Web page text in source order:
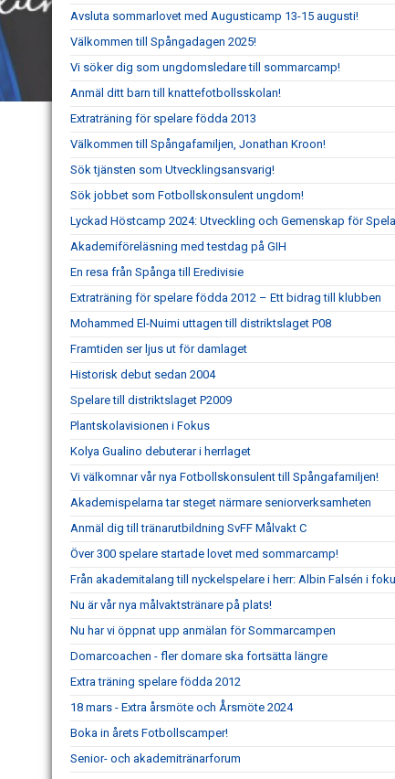
Avsluta sommarlovet med Augusticamp 13-15 augusti!
Välkommen till Spångadagen 2025!
Vi söker dig som ungdomsledare till sommarcamp!
Anmäl ditt barn till knattefotbollsskolan!
Extraträning för spelare födda 2013
Välkommen till Spångafamiljen, Jonathan Kroon!
Sök tjänsten som Utvecklingsansvarig!
Sök jobbet som Fotbollskonsulent ungdom!
Lyckad Höstcamp 2024: Utveckling och Gemenskap för
Akademiföreläsning med testdag på GIH
En resa från Spånga till Eredivisie
Extraträning för spelare födda 2012 – Ett bidrag till klubben
Mohammed El-Nuimi uttagen till distriktslaget P08
Framtiden ser ljus ut för damlaget
Historisk debut sedan 2004
Spelare till distriktslaget P2009
Plantskolavisionen i Fokus
Kolya Gualino debuterar i herrlaget
Vi välkomnar vår nya Fotbollskonsulent till Spångafamiljen!
Akademispelarna tar steget närmare seniorverksamheten
Anmäl dig till tränarutbildning SvFF Målvakt C
Över 300 spelare startade lovet med sommarcamp!
Från akademitalang till nyckelspelare i herr: Albin Falsén i
Nu är vår nya målvaktstränare på plats!
Nu har vi öppnat upp anmälan för Sommarcampen
Domarcoachen - fler domare ska fortsätta längre
Extra träning spelare födda 2012
18 mars - Extra årsmöte och Årsmöte 2024
Boka in årets Fotbollscamper!
Senior- och akademitränarforum